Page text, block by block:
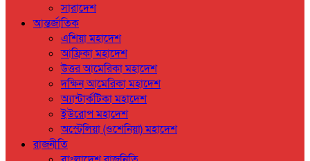
সারাদেশ
আন্তর্জাতিক
এশিয়া মহাদেশ
আফ্রিকা মহাদেশ
উত্তর আমেরিকা মহাদেশ
দক্ষিন আমেরিকা মহাদেশ
অ্যান্টার্কটিকা মহাদেশ
ইউরোপ মহাদেশ
অস্ট্রেলিয়া (ওশেনিয়া) মহাদেশ
রাজনীতি